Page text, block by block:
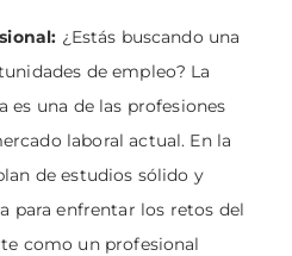
¿Estás buscando una
de empleo? La
es una de las profesiones
laboral actual. En la
de estudios sólido y
para enfrentar los retos del
como un profesional